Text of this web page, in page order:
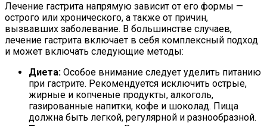
Лечение гастрита напрямую зависит от его формы —
острого или хронического, а также от причин,
вызвавших заболевание. В большинстве случаев,
лечение гастрита включает в себя комплексный подход
и может включать следующие методы:
Диета: Особое внимание следует уделить питанию
при гастрите. Рекомендуется исключить острые,
жирные и копченые продукты, алкоголь,
газированные напитки, кофе и шоколад. Пища
должна быть легкой, регулярной и разнообразной.